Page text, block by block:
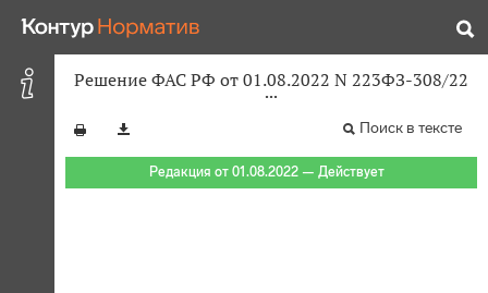
Решение ФАС РФ от 01.08.2022 N 223ФЗ-308/22
Поиск в тексте
Редакция от 01.08.2022 — Действует